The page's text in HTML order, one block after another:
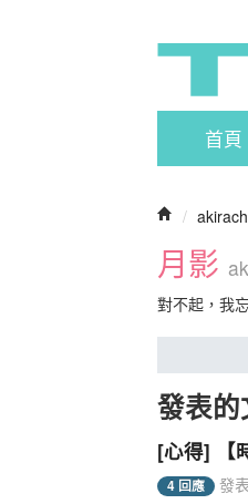
首頁
/
月影
對不起，我
發表
[心得] 【
4 回應 發